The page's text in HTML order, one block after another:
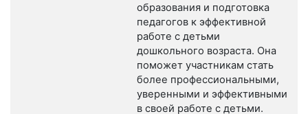
образования и подготовка
педагогов к эффективной
работе с детьми
дошкольного возраста. Она
поможет участникам стать
более профессиональными,
уверенными и эффективными
в своей работе с детьми.